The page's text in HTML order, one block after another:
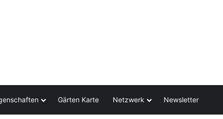
Gärten Karte Netzwerk Newsletter